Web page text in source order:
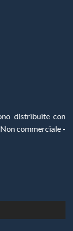
distribuite con
commerciale -